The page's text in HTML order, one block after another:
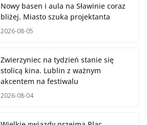
Nowy basen i aula na Sławinie coraz
bliżej. Miasto szuka projektanta
2026-08-05
Zwierzyniec na tydzień stanie się
stolicą kina. Lublin z ważnym
akcentem na festiwalu
2026-08-04